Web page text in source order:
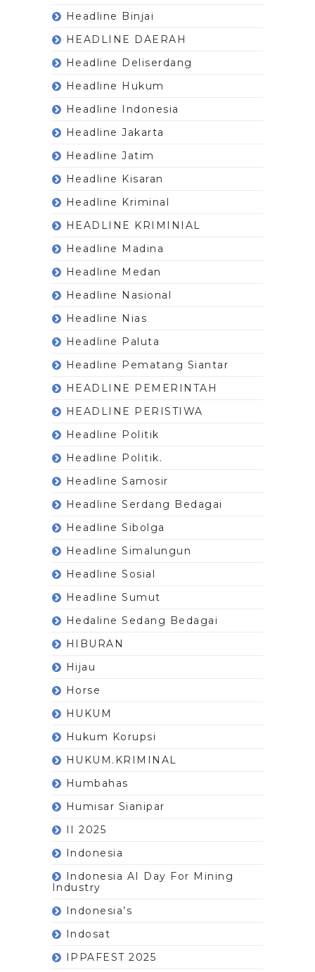
Headline Binjai
HEADLINE DAERAH
Headline Deliserdang
Headline Hukum
Headline Indonesia
Headline Jakarta
Headline Jatim
Headline Kisaran
Headline Kriminal
HEADLINE KRIMINIAL
Headline Madina
Headline Medan
Headline Nasional
Headline Nias
Headline Paluta
Headline Pematang Siantar
HEADLINE PEMERINTAH
HEADLINE PERISTIWA
Headline Politik
Headline Politik.
Headline Samosir
Headline Serdang Bedagai
Headline Sibolga
Headline Simalungun
Headline Sosial
Headline Sumut
Hedaline Sedang Bedagai
HIBURAN
Hijau
Horse
HUKUM
Hukum Korupsi
HUKUM.KRIMINAL
Humbahas
Humisar Sianipar
II 2025
Indonesia
Indonesia AI Day For Mining
Industry
Indonesia’s
Indosat
IPPAFEST 2025